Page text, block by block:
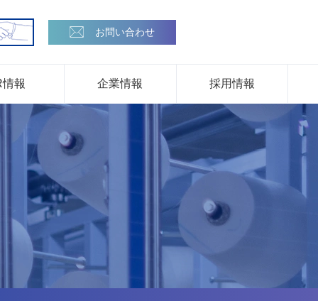
お問い合わせ
情報 企業情報 採用情報